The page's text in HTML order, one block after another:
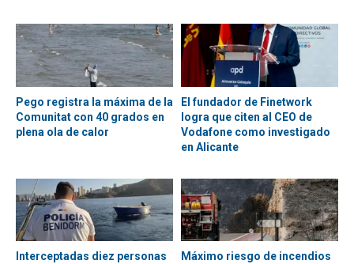
Pego registra la máxima de la
Comunitat con 40 grados en
plena ola de calor
El fundador de Finetwork
logra que citen al CEO de
Vodafone como investigado
en Alicante
Interceptadas diez personas
Máximo riesgo de incendios